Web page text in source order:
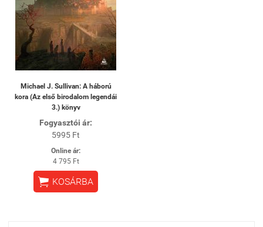
Michael J. Sullivan: A háború
kora (Az első birodalom legendái
3.) könyv
Fogyasztói ár:
5995 Ft
Online ár:
4 795 Ft
 KOSÁRBA